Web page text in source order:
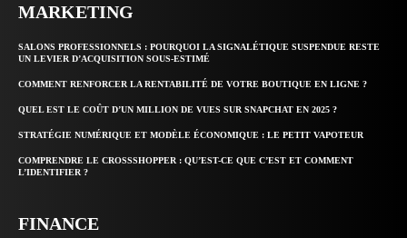
MARKETING
SALONS PROFESSIONNELS : POURQUOI LA SIGNALÉTIQUE SUSPENDUE RESTE
UN LEVIER D’ACQUISITION SOUS-ESTIMÉ
COMMENT RENFORCER LA RENTABILITÉ DE VOTRE BOUTIQUE EN LIGNE ?
QUEL EST LE COÛT D’UN MILLION DE VUES SUR SNAPCHAT EN 2025 ?
STRATÉGIE NUMÉRIQUE ET MODÈLE ÉCONOMIQUE : LE PETIT VAPOTEUR
COMPRENDRE LE CROSSSHOPPER : QU’EST-CE QUE C’EST ET COMMENT
L’IDENTIFIER ?
FINANCE